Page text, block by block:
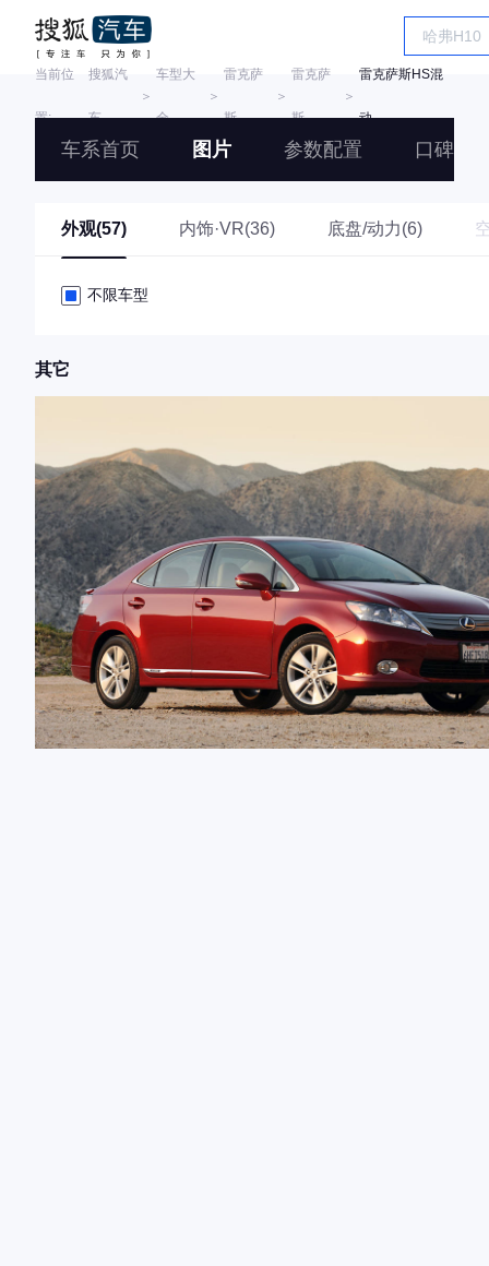
当前位
置:
搜狐汽
车
＞
车型大
全
＞
雷克萨
斯
＞
雷克萨
斯
＞
雷克萨斯HS混
动
车系首页 图片 参数配置 口碑
外观(57) 内饰·VR(36) 底盘/动力(6)
不限车型
其它